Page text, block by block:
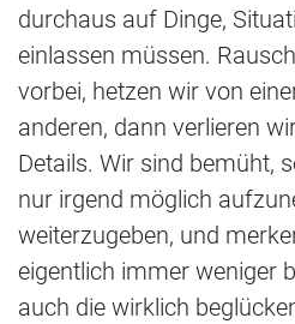
durchaus auf Dinge,
einlassen müssen.
vorbei, hetzen wir von
anderen, dann verlieren
Details. Wir sind bemüht,
nur irgend möglich
weiterzugeben, und
eigentlich immer weniger
auch die wirklich